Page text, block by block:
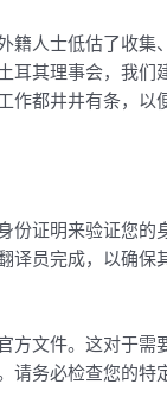
人士低估了收
其理事会，我
都井井有条，以
证明来验证您
员完成，以确
文件。这对于
务必检查您的